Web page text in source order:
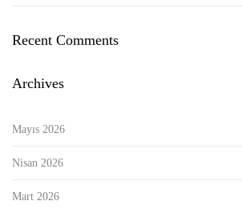
Recent Comments
Archives
Mayıs 2026
Nisan 2026
Mart 2026